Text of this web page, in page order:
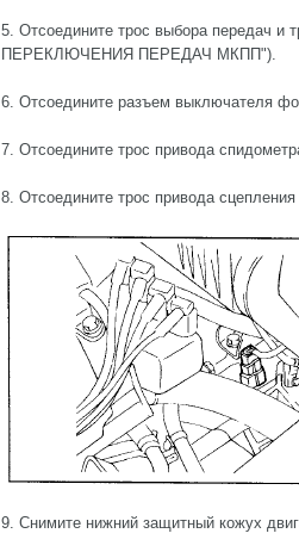
5. Отсоедините трос выбора передач
ПЕРЕКЛЮЧЕНИЯ ПЕРЕДАЧ МКПП").
6. Отсоедините разъем выключателя
7. Отсоедините трос привода
8. Отсоедините трос привода
9. Снимите нижний защитный кожух